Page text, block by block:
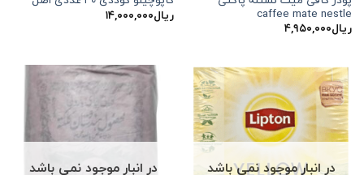
caffee mate nestle
ریال۴,۹۵۰,۰۰۰
ریال۱۴,۰۰۰,۰۰۰
در انبار موجود نمی باشد در انبار موجود نمی باشد